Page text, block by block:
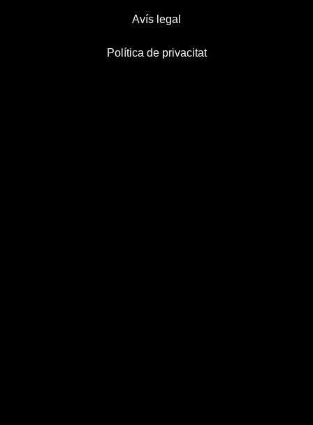
Avís legal
Política de privacitat